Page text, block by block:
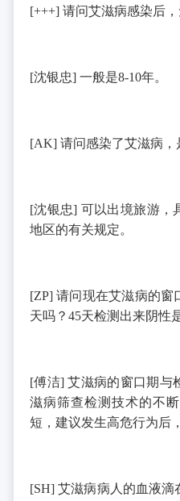
[+++] 请问艾滋病感染后
[沈银忠] 一般是8-10年。
[AK] 请问感染了艾滋病，
[沈银忠] 可以出境旅游，
地区的有关规定。
[ZP]请问现在艾滋病的窗
天吗？ 45天检测出来阴性
[傅洁]艾滋病的窗口期与
滋病筛查检测技术的不
短，建议发生高危行为后，
[SH]艾滋病病人的血液滴